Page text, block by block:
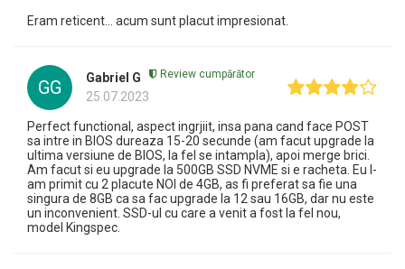
Eram reticent... acum sunt placut impresionat.
GG
Gabriel G
25.07.2023
Review cumpărător
Perfect functional, aspect ingrjiit, insa pana cand face POST
sa intre in BIOS dureaza 15-20 secunde (am facut upgrade la
ultima versiune de BIOS, la fel se intampla), apoi merge brici.
Am facut si eu upgrade la 500GB SSD NVME si e racheta. Eu l-
am primit cu 2 placute NOI de 4GB, as fi preferat sa fie una
singura de 8GB ca sa fac upgrade la 12 sau 16GB, dar nu este
un inconvenient. SSD-ul cu care a venit a fost la fel nou,
model Kingspec.